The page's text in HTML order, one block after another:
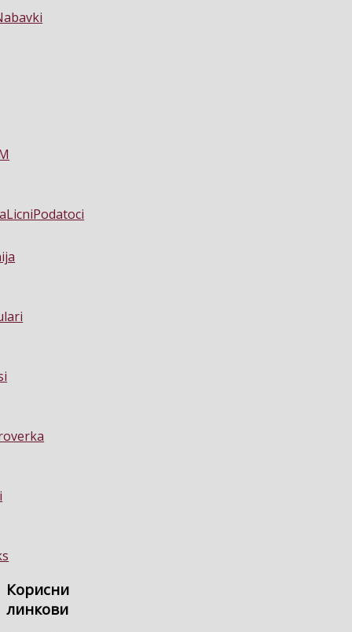
Корисни
линкови